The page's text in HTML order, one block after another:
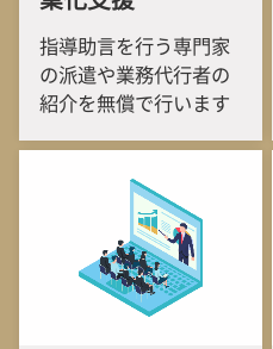
指導助言を行う専門家
の派遣や業務代行者の
紹介を無償で行います